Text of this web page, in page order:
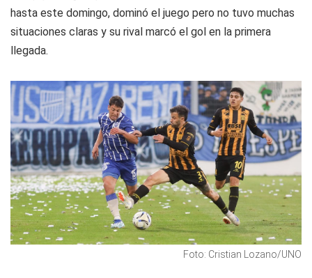
hasta este domingo, dominó el juego pero no tuvo muchas
situaciones claras y su rival marcó el gol en la primera
llegada.
Foto: Cristian Lozano/UNO